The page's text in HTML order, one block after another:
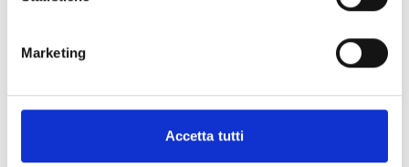
Marketing
Accetta tutti
Bando
ufficiale del bando per gli aggiornamenti e le